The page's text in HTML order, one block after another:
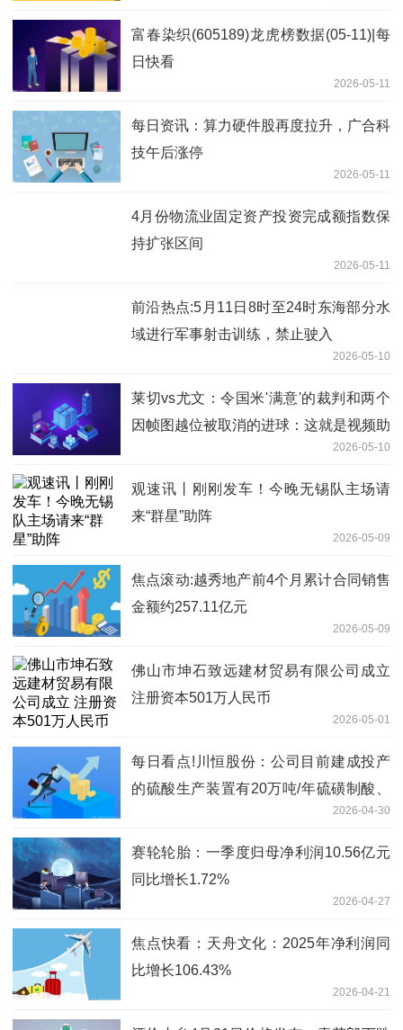
富春染织(605189)龙虎榜数据(05-11)|每
日快看
2026-05-11
每日资讯：算力硬件股再度拉升，广合科
技午后涨停
2026-05-11
4月份物流业固定资产投资完成额指数保
持扩张区间
2026-05-11
前沿热点:5月11日8时至24时东海部分水
域进行军事射击训练，禁止驶入
2026-05-10
莱切vs尤文：令国米'满意'的裁判和两个
因帧图越位被取消的进球：这就是视频助
2026-05-10
观速讯丨刚刚发车！今晚无锡队主场请
来“群星”助阵
2026-05-09
焦点滚动:越秀地产前4个月累计合同销售
金额约257.11亿元
2026-05-09
佛山市坤石致远建材贸易有限公司成立
注册资本501万人民币
2026-05-01
每日看点!川恒股份：公司目前建成投产
的硫酸生产装置有20万吨/年硫磺制酸、
2026-04-30
赛轮轮胎：一季度归母净利润10.56亿元
同比增长1.72%
2026-04-27
焦点快看：天舟文化：2025年净利润同
比增长106.43%
2026-04-21